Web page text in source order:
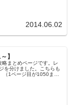
2014.06.02
】
まとめページです。レ
を分けました。こちらも
（1ページ目が1050ま